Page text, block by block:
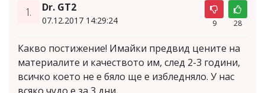
1. Dr. GT2
07.12.2017 14:29:24 9 28
Какво постижение! Имайки предвид цените на
материалите и качеството им, след 2-3 години,
всичко което не е бяло ще е избледняло. У нас